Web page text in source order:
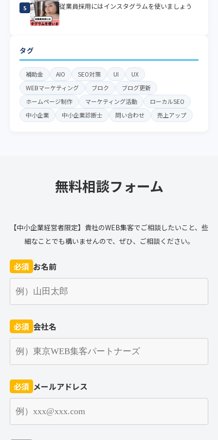
5 従業員採用にはインスタグラムを使いましょう
タグ
補助金 AIO SEO対策 UI
UX
WEBマーケティング
ブロク
ブログ更新
ホームページ制作
マーケティング活動
ローカルSEO
中小企業
中小企業診断士 問い合わせ 売上アップ
無料相談フォーム
【中小企業経営者限定】貴社のWEB集客でご相談したいこと、些
細なことでも構いませんので、ぜひ、ご相談ください。
必須 お名前
必須 会社名
必須 メールアドレス